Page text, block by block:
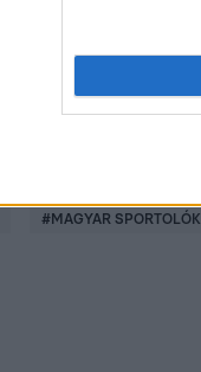
#MAGYAR SPORTOLÓK